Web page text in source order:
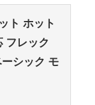
ト ホット
フレック
シック モ